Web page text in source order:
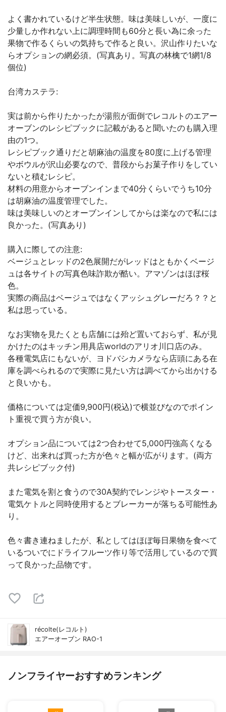
よく書かれているけど半生状態。味は美味しいが、一度に
少量しか作れない上に調理時間も60分と長い為に余った
果物で作るくらいの気持ちで作ると良い。沢山作りたいな
らオプションの網必須。(写真あり。写真の林檎で1網1/8
個位)
台湾カステラ:
実は前から作りたかったが湯煎が面倒でレコルトのエアー
オーブンのレシピブックに記載があると聞いたのも購入理
由の1つ。
レシピブック通りだと胡麻油の温度を80度に上げる管理
やボウルが沢山必要なので、普段からお菓子作りをしてい
ないと積むレシピ。
材料の用意からオーブンインまで40分くらいでうち10分
は胡麻油の温度管理でした。
味は美味しいのとオーブンインしてからは楽なので私には
良かった。(写真あり)
購入に際しての注意:
ベージュとレッドの2色展開だがレッドはともかくベージ
ュは各サイトの写真色味詐欺が酷い。アマゾンはほぼ桜
色。
実際の商品はベージュではなくアッシュグレーだろ？？と
私は思っている。
なお実物を見たくとも店舗には殆ど置いておらず、私が見
かけたのはキッチン用具店worldのアリオ川口店のみ。
各種電気店にもないが、ヨドバシカメラなら店頭にある在
庫を調べられるので実際に見たい方は調べてから出かける
と良いかも。
価格については定価9,900円(税込)で横並びなのでポイン
ト重視で買う方が良い。
オプション品については2つ合わせて5,000円強高くなる
けど、出来れば買った方が色々と幅が広がります。(両方
共レシピブック付)
また電気を割と食うので30A契約でレンジやトースター・
電気ケトルと同時使用するとブレーカーが落ちる可能性あ
り。
色々書き連ねましたが、私としてはほぼ毎日果物を食べて
いるついでにドライフルーツ作り等で活用しているので買
って良かった品物です。
récolte(レコルト)
エアーオーブン RAO-1
ノンフライヤーおすすめランキング